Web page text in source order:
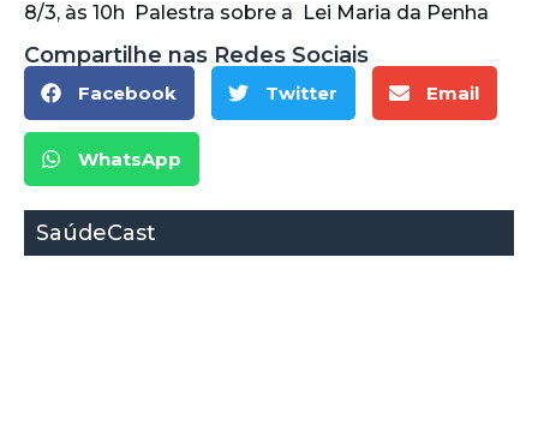
8/3, às 10h Palestra sobre a Lei Maria da Penha
Compartilhe nas Redes Sociais
Facebook Twitter Email
WhatsApp
SaúdeCast